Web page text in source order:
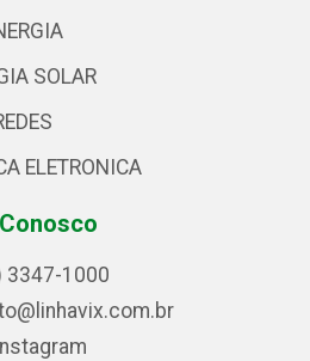
SOLAR
ELETRONICA
3347-1000
Instagram